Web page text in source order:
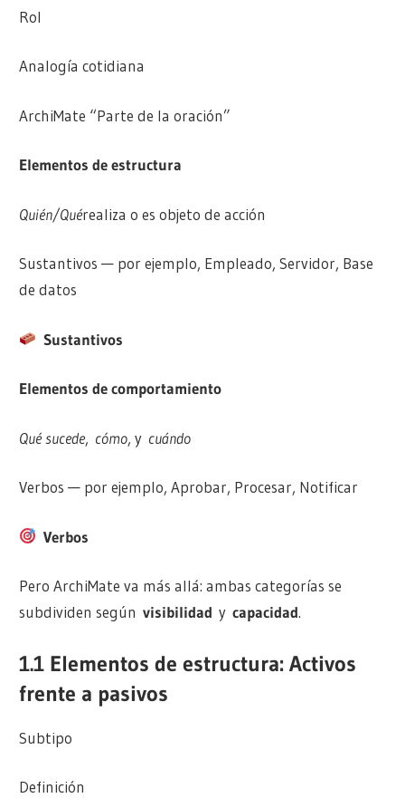
Rol
Analogía cotidiana
ArchiMate “Parte de la oración”
Elementos de estructura
Quién/Quérealiza o es objeto de acción
Sustantivos — por ejemplo, Empleado, Servidor, Base
de datos
Sustantivos
Elementos de comportamiento
Qué sucede, cómo, y cuándo
Verbos — por ejemplo, Aprobar, Procesar, Notificar
Verbos
Pero ArchiMate va más allá: ambas categorías se
subdividen segúnvisibilidad ycapacidad.
1.1 Elementos de estructura: Activos
frente a pasivos
Subtipo
Definición